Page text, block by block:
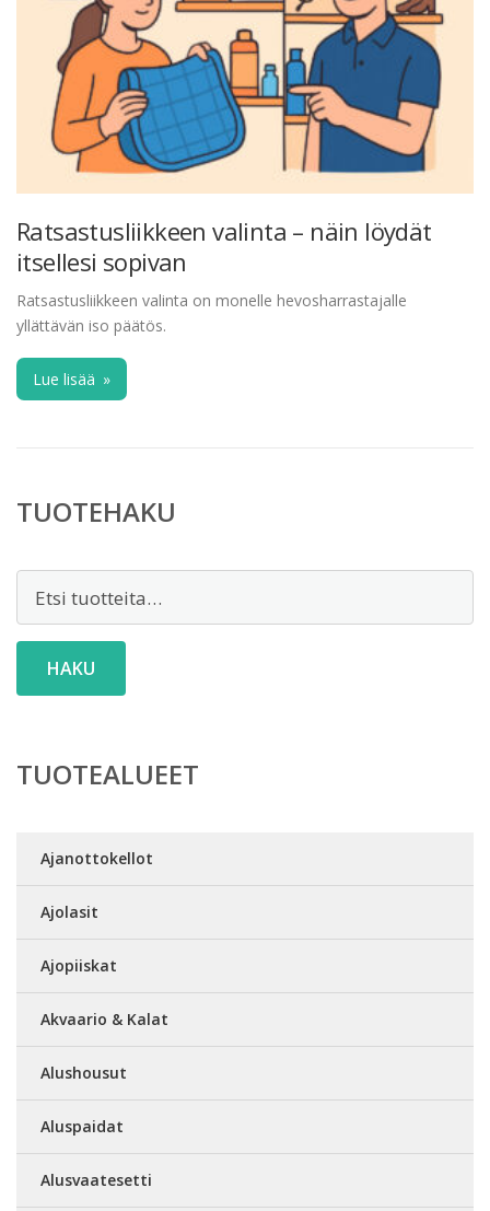
Ratsastusliikkeen valinta – näin löydät
itsellesi sopivan
Ratsastusliikkeen valinta on monelle hevosharrastajalle
yllättävän iso päätös.
Lue lisää »
TUOTEHAKU
HAKU
TUOTEALUEET
Ajanottokellot
Ajolasit
Ajopiiskat
Akvaario & Kalat
Alushousut
Aluspaidat
Alusvaatesetti